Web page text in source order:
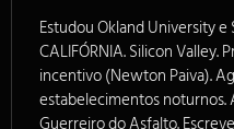
Estudou Okland University e
CALIFÓRNIA. Silicon Valley.
incentivo (Newton Paiva).
estabelecimentos